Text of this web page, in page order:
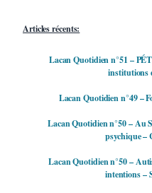
Articles récents:
Lacan Quotidien n°51 –
institutions
Lacan Quotidien n°49 –
Lacan Quotidien n°50 – Au
psychique –
Lacan Quotidien n°50 –
intentions –